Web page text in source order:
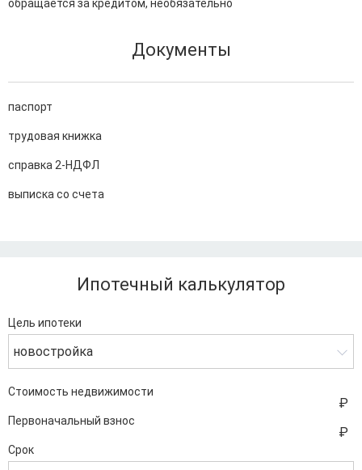
обращается за кредитом, необязательно
Документы
паспорт
трудовая книжка
справка 2-НДФЛ
выписка со счета
Ипотечный калькулятор
Цель ипотеки
новостройка
Стоимость недвижимости
Первоначальный взнос
Срок